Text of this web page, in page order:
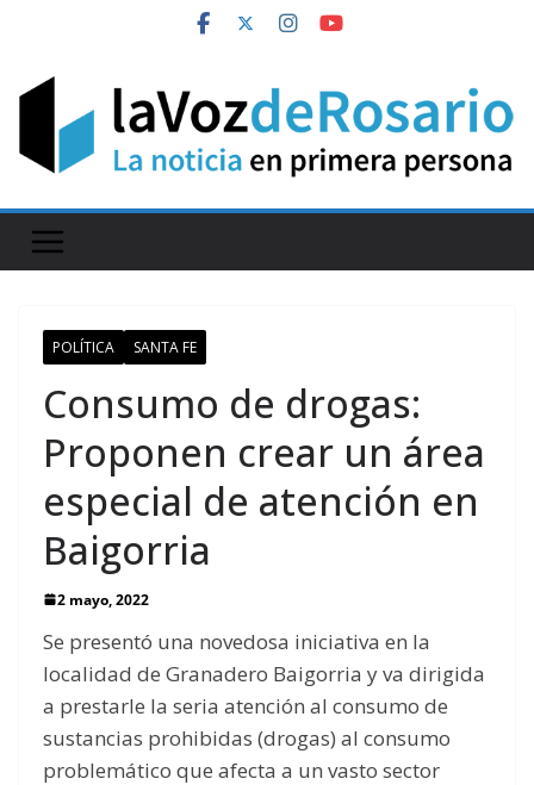
content
POLÍTICA SANTA FE
Consumo de drogas:
Proponen crear un área
especial de atención en
Baigorria
2 mayo, 2022
Se presentó una novedosa iniciativa en la
localidad de Granadero Baigorria y va dirigida
a prestarle la seria atención al consumo de
sustancias prohibidas (drogas) al consumo
problemático que afecta a un vasto sector